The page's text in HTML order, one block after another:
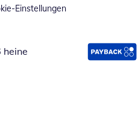
Einstellungen